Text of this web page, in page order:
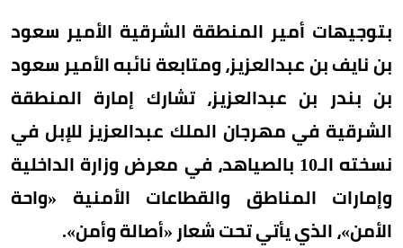
بتوجيهات أمير المنطقة الشرقية الأمير سعود
بن نايف بن عبدالعزيز، ومتابعة نائبه الأمير سعود
بن بندر بن عبدالعزيز، تشارك إمارة المنطقة
الشرقية في مهرجان الملك عبدالعزيز للإبل في
نسخته الـ10 بالصياهد، في معرض وزارة الداخلية
وإمارات المناطق والقطاعات الأمنية «واحة
الأمن»، الذي يأتي تحت شعار «أصالة وأمن».